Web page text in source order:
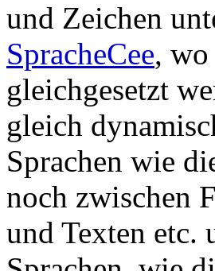
und Zeichen
SpracheCee, wo
gleichgesetzt
gleich
Sprachen wie
noch zwischen
und Texten etc.